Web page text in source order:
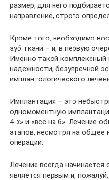
размер, для него
направление, строго
Кроме того, необходимо
зуб ткани – и, в первую
Именно такой комплексный
надежности, безупречной
имплантологического
Имплантация – это
одномоментную
4-х» и «все на 6». Лечение
этапов, несмотря на общее
операции.
Лечение всегда начинается
является первым и,